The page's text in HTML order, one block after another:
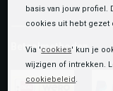
Betaalmethoden
basis van jouw profiel.
cookies uit hebt gezet
Via 'cookies' kun je
wijzigen of intrekken.
cookiebeleid .